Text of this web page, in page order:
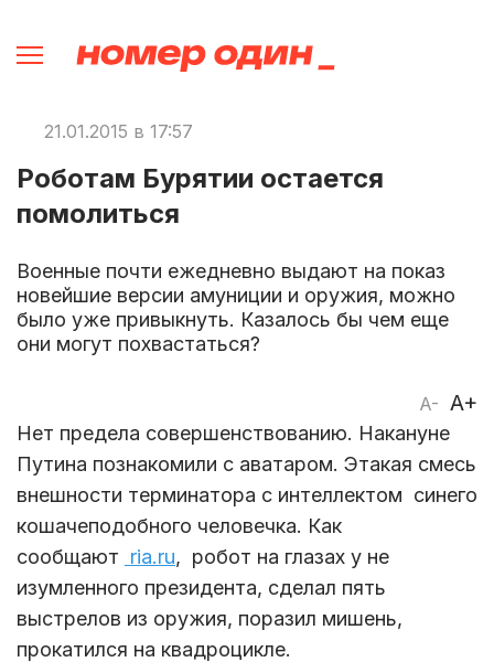
21.01.2015 в 17:57
Роботам Бурятии остается
помолиться
Военные почти ежедневно выдают на показ
новейшие версии амуниции и оружия, можно
было уже привыкнуть. Казалось бы чем еще
они могут похвастаться?
A- A+
Нет предела совершенствованию. Накануне
Путина познакомили с аватаром. Этакая смесь
внешности терминатора с интеллектом синего
кошачеподобного человечка. Как
сообщают ria.ru, робот на глазах у не
изумленного президента, сделал пять
выстрелов из оружия, поразил мишень,
прокатился на квадроцикле.